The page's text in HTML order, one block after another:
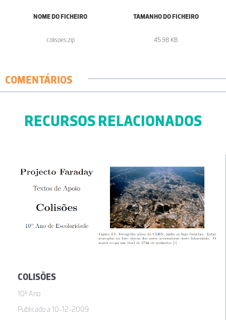
NOME DO FICHEIRO
colisoes.zip
TAMANHO DO FICHEIRO
45.98 KB
COMENTÁRIOS
RECURSOS RELACIONADOS
COLISÕES
10º Ano
Publicado a 10-12-2009